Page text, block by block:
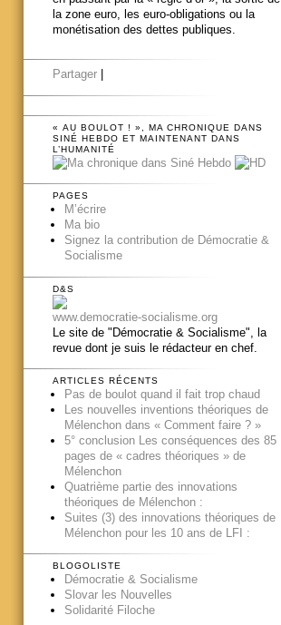
la zone euro, les euro-obligations ou la
monétisation des dettes publiques.
Partager
« AU BOULOT ! », MA CHRONIQUE DANS
SINÉ HEBDO ET MAINTENANT DANS
L’HUMANITÉ
PAGES
M’écrire
Ma bio
Signez la contribution de Démocratie &
Socialisme
D&S
www.democratie-socialisme.org
Le site de "Démocratie & Socialisme", la
revue dont je suis le rédacteur en chef.
ARTICLES RÉCENTS
Pas de boulot quand il fait trop chaud
Les nouvelles inventions théoriques de
Mélenchon dans « Comment faire ? »
5° conclusion Les conséquences des 85
pages de « cadres théoriques » de
Mélenchon
Quatrième partie des innovations
théoriques de Mélenchon :
Suites (3) des innovations théoriques de
Mélenchon pour les 10 ans de LFI :
BLOGOLISTE
Démocratie & Socialisme
Slovar les Nouvelles
Solidarité Filoche